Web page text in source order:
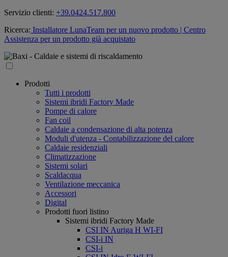
Servizio clienti: +39.0424.517.800
Ricerca: Installatore LunaTeam per un nuovo prodotto | Centro
Assistenza per un prodotto già acquistato
Prodotti
Tutti i prodotti
Sistemi ibridi Factory Made
Pompe di calore
Fan coil
Caldaie a condensazione di alta potenza
Moduli d'utenza - Contabilizzazione del calore
Caldaie residenziali
Climatizzazione
Sistemi solari
Scaldacqua
Ventilazione meccanica
Accessori
Digital
Prodotti fuori listino
Sistemi ibridi Factory Made
CSI IN Auriga H WI-FI
CSI-i IN
CSI-i